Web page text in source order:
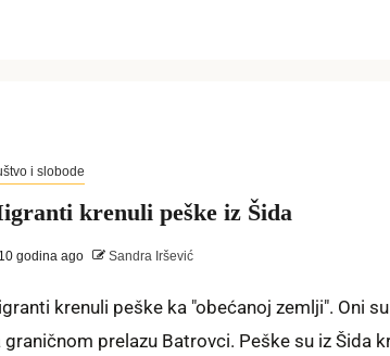
i slobode
krenuli peške iz Šida
10 godina ago Sandra Iršević
krenuli peške ka "obećanoj zemlji". Oni
graničnom prelazu Batrovci. Peške su iz Šida